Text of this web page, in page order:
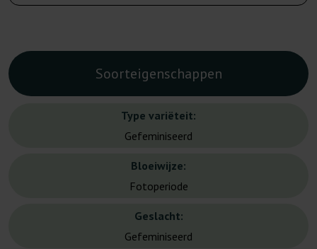
Soorteigenschappen
Type variëteit:
Gefeminiseerd
Bloeiwijze:
Fotoperiode
Geslacht:
Gefeminiseerd